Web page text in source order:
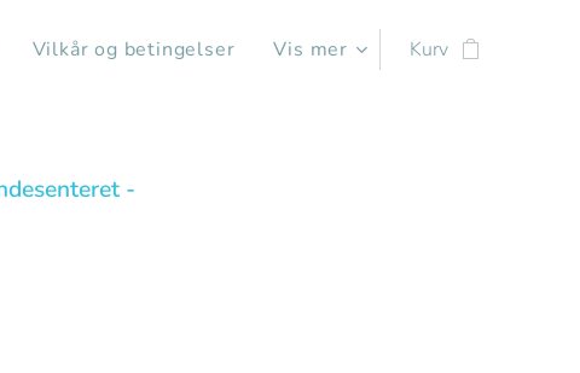
Vilkår og betingelser Vis mer Kurv
-